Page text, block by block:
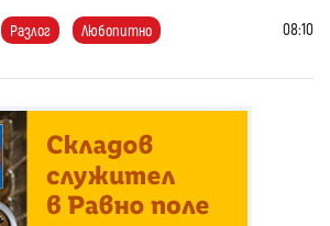
Разлог Любопитно 08:10